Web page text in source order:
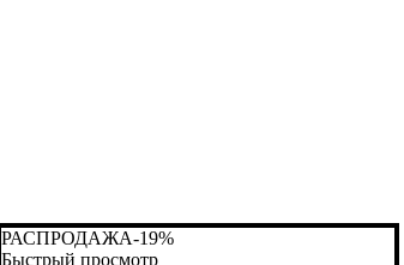
РАСПРОДАЖА-19%
Быстрый просмотр